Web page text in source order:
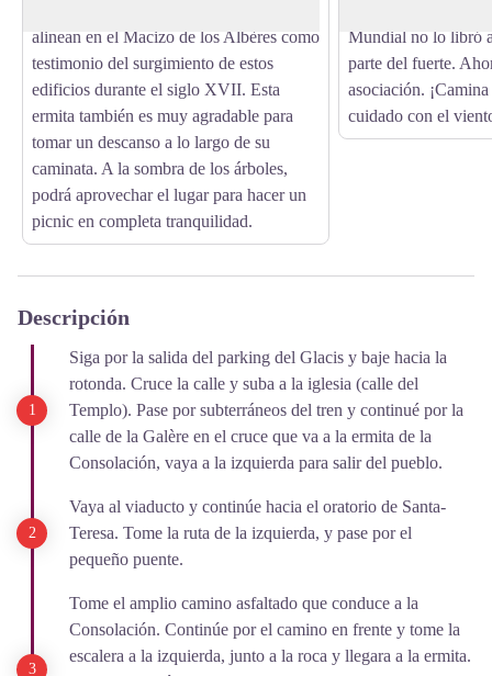
alinean en el Macizo de los Albères como
testimonio del surgimiento de estos
edificios durante el siglo XVII. Esta
ermita también es muy agradable para
tomar un descanso a lo largo de su
caminata. A la sombra de los árboles,
podrá aprovechar el lugar para hacer un
picnic en completa tranquilidad.
Mundial no lo libró
parte del fuerte.
asociación.
cuidado con el
Descripción
Siga por la salida del parking del Glacis y baje hacia la
rotonda. Cruce la calle y suba a la iglesia (calle del
Templo). Pase por subterráneos del tren y continué por la
calle de la Galère en el cruce que va a la ermita de la
Consolación, vaya a la izquierda para salir del pueblo.
Vaya al viaducto y continúe hacia el oratorio de Santa-
Teresa. Tome la ruta de la izquierda, y pase por el
pequeño puente.
Tome el amplio camino asfaltado que conduce a la
Consolación. Continúe por el camino en frente y tome la
escalera a la izquierda, junto a la roca y llegara a la ermita.